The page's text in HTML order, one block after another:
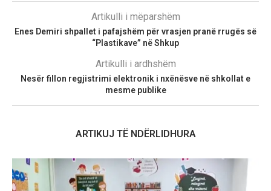
Artikulli i mëparshëm
Enes Demiri shpallet i pafajshëm për vrasjen pranë rrugës së
“Plastikave” në Shkup
Artikulli i ardhshëm
Nesër fillon regjistrimi elektronik i nxënësve në shkollat e
mesme publike
ARTIKUJ TË NDËRLIDHURA